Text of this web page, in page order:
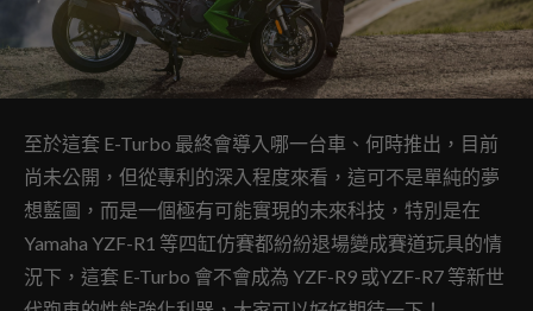
至於這套 E-Turbo 最終會導入哪一台車、何時推出，目前
尚未公開，但從專利的深入程度來看，這可不是單純的夢
想藍圖，而是一個極有可能實現的未來科技，特別是在
Yamaha YZF-R1 等四缸仿賽都紛紛退場變成賽道玩具的情
況下，這套 E-Turbo 會不會成為 YZF-R9 或YZF-R7 等新世